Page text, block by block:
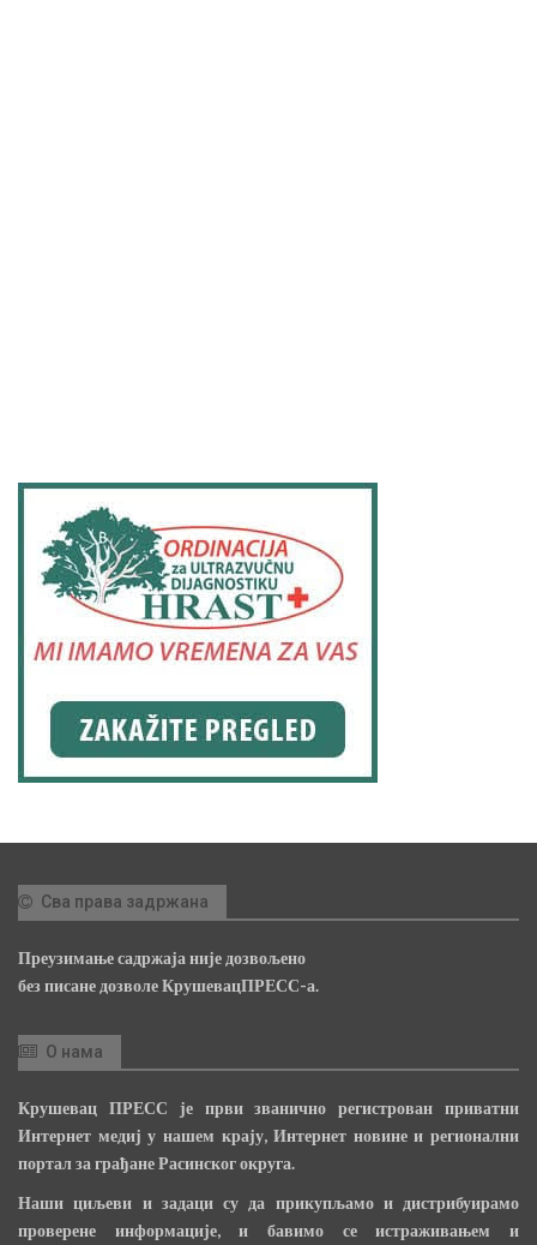
Сва права задржана
Преузимање садржаја није дозвољено
без писане дозволе КрушевацПРЕСС-а.
О нама
Крушевац ПРЕСС је први званично регистрован приватни
Интернет медиј у нашем крају, Интернет новине и регионални
портал за грађане Расинског округа.
Наши циљеви и задаци су да прикупљамо и дистрибуирамо
проверене информације, и бавимо се истраживањем и